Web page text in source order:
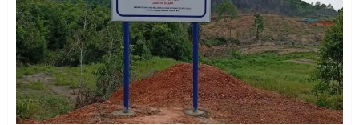
1
Pemko Batam Tegaskan RT dan
RW bukan Petugas Pendataan
dan Pemungutan Pajak
AGUSTUS 1, 2026 0